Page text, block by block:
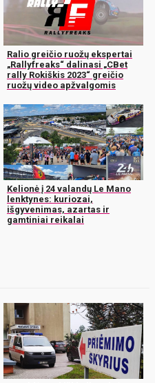
Ralio greičio ruožų ekspertai
„Rallyfreaks“ dalinasi „CBet
rally Rokiškis 2023“ greičio
ruožų video apžvalgomis
Kelionė į 24 valandų Le Mano
lenktynes: kuriozai,
išgyvenimas, azartas ir
gamtiniai reikalai